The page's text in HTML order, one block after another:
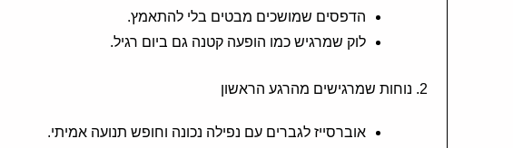
הדפסים שמושכים מבטים בלי להתאמץ.
לוק שמרגיש כמו הופעה קטנה גם ביום רגיל.
2. נוחות שמרגישים מהרגע הראשון
אוברסייז לגברים עם נפילה נכונה וחופש תנועה אמיתי.